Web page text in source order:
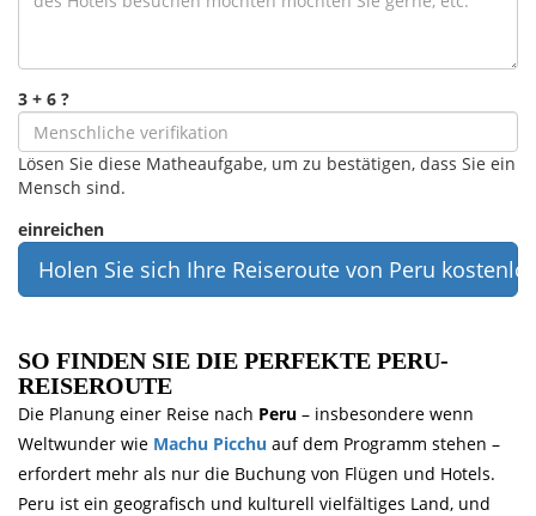
3 + 6 ?
Lösen Sie diese Matheaufgabe, um zu bestätigen, dass Sie ein
Mensch sind.
einreichen
Holen Sie sich Ihre Reiseroute von Peru
SO FINDEN SIE DIE PERFEKTE PERU-
REISEROUTE
Die Planung einer Reise nach Peru – insbesondere wenn
Weltwunder wie Machu Picchu auf dem Programm stehen –
erfordert mehr als nur die Buchung von Flügen und Hotels.
Peru ist ein geografisch und kulturell vielfältiges Land, und